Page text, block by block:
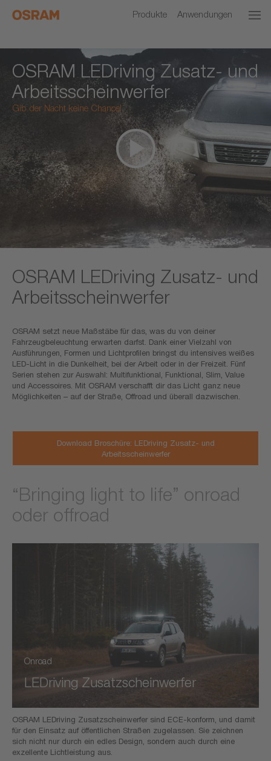
Produkte Anwendungen
OSRAM LEDriving Zusatz- und
Arbeitsscheinwerfer
Gib der Nacht keine Chance!
OSRAM LEDriving Zusatz- und
Arbeitsscheinwerfer
OSRAM setzt neue Maßstäbe für das, was du von deiner
Fahrzeugbeleuchtung erwarten darfst. Dank einer Vielzahl von
Ausführungen, Formen und Lichtprofilen bringst du intensives weißes
LED-Licht in die Dunkelheit, bei der Arbeit oder in der Freizeit. Fünf
Serien stehen zur Auswahl: Multifunktional, Funktional, Slim, Value
und Accessoires. Mit OSRAM verschafft dir das Licht ganz neue
Möglichkeiten – auf der Straße, Offroad und überall dazwischen.
Download Broschüre: LEDriving Zusatz- und
Arbeitsscheinwerfer
“Bringing light to life” onroad
oder offroad
Onroad
LEDriving Zusatzscheinwerfer
OSRAM LEDriving Zusatzscheinwerfer sind ECE-konform, und damit
für den Einsatz auf öffentlichen Straßen zugelassen. Sie zeichnen
sich nicht nur durch ein edles Design, sondern auch durch eine
exzellente Lichtleistung aus.